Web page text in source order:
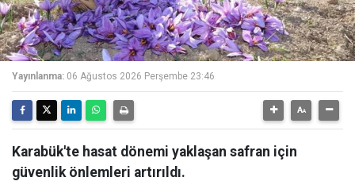
Yayınlanma: 06 Ağustos 2026 Perşembe 23:46
Karabük'te hasat dönemi yaklaşan safran için
güvenlik önlemleri artırıldı.